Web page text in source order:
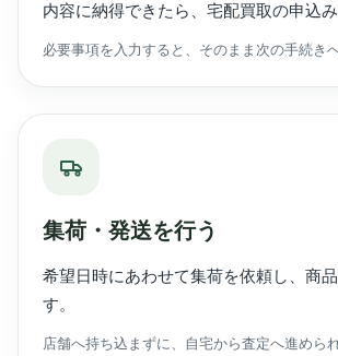
内容に納得できたら、宅配買取の申込み
必要事項を入力すると、そのまま次の手続き
集荷・発送を行う
希望日時にあわせて集荷を依頼し、商
す。
店舗へ持ち込まずに、自宅から査定へ進められ